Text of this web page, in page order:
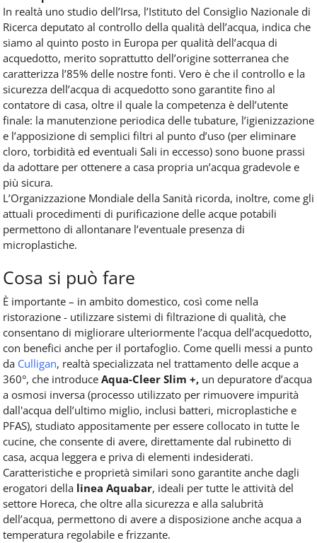
In realtà uno studio dell’Irsa, l’Istituto del Consiglio Nazionale di
Ricerca deputato al controllo della qualità dell’acqua, indica che
siamo al quinto posto in Europa per qualità dell’acqua di
acquedotto, merito soprattutto dell’origine sotterranea che
caratterizza l’85% delle nostre fonti. Vero è che il controllo e la
sicurezza dell’acqua di acquedotto sono garantite fino al
contatore di casa, oltre il quale la competenza è dell’utente
finale: la manutenzione periodica delle tubature, l’igienizzazione
e l’apposizione di semplici filtri al punto d’uso (per eliminare
cloro, torbidità ed eventuali Sali in eccesso) sono buone prassi
da adottare per ottenere a casa propria un’acqua gradevole e
più sicura.
L’Organizzazione Mondiale della Sanità ricorda, inoltre, come gli
attuali procedimenti di purificazione delle acque potabili
permettono di allontanare l’eventuale presenza di
microplastiche.
Cosa si può fare
È importante – in ambito domestico, così come nella
ristorazione - utilizzare sistemi di filtrazione di qualità, che
consentano di migliorare ulteriormente l’acqua dell’acquedotto,
con benefici anche per il portafoglio. Come quelli messi a punto
da Culligan, realtà specializzata nel trattamento delle acque a
360°, che introduce Aqua-Cleer Slim +, un depuratore d’acqua
a osmosi inversa (processo utilizzato per rimuovere impurità
dall'acqua dell’ultimo miglio, inclusi batteri, microplastiche e
PFAS), studiato appositamente per essere collocato in tutte le
cucine, che consente di avere, direttamente dal rubinetto di
casa, acqua leggera e priva di elementi indesiderati.
Caratteristiche e proprietà similari sono garantite anche dagli
erogatori della linea Aquabar, ideali per tutte le attività del
settore Horeca, che oltre alla sicurezza e alla salubrità
dell’acqua, permettono di avere a disposizione anche acqua a
temperatura regolabile e frizzante.